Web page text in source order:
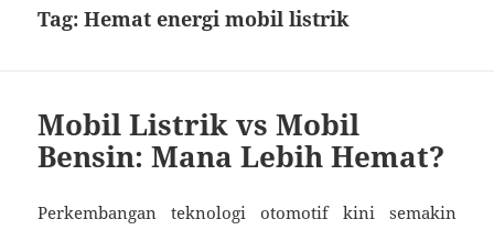
Tag:Hemat energi mobil listrik
Mobil Listrik vs Mobil
Bensin: Mana Lebih Hemat?
Perkembangan teknologi otomotif kini semakin